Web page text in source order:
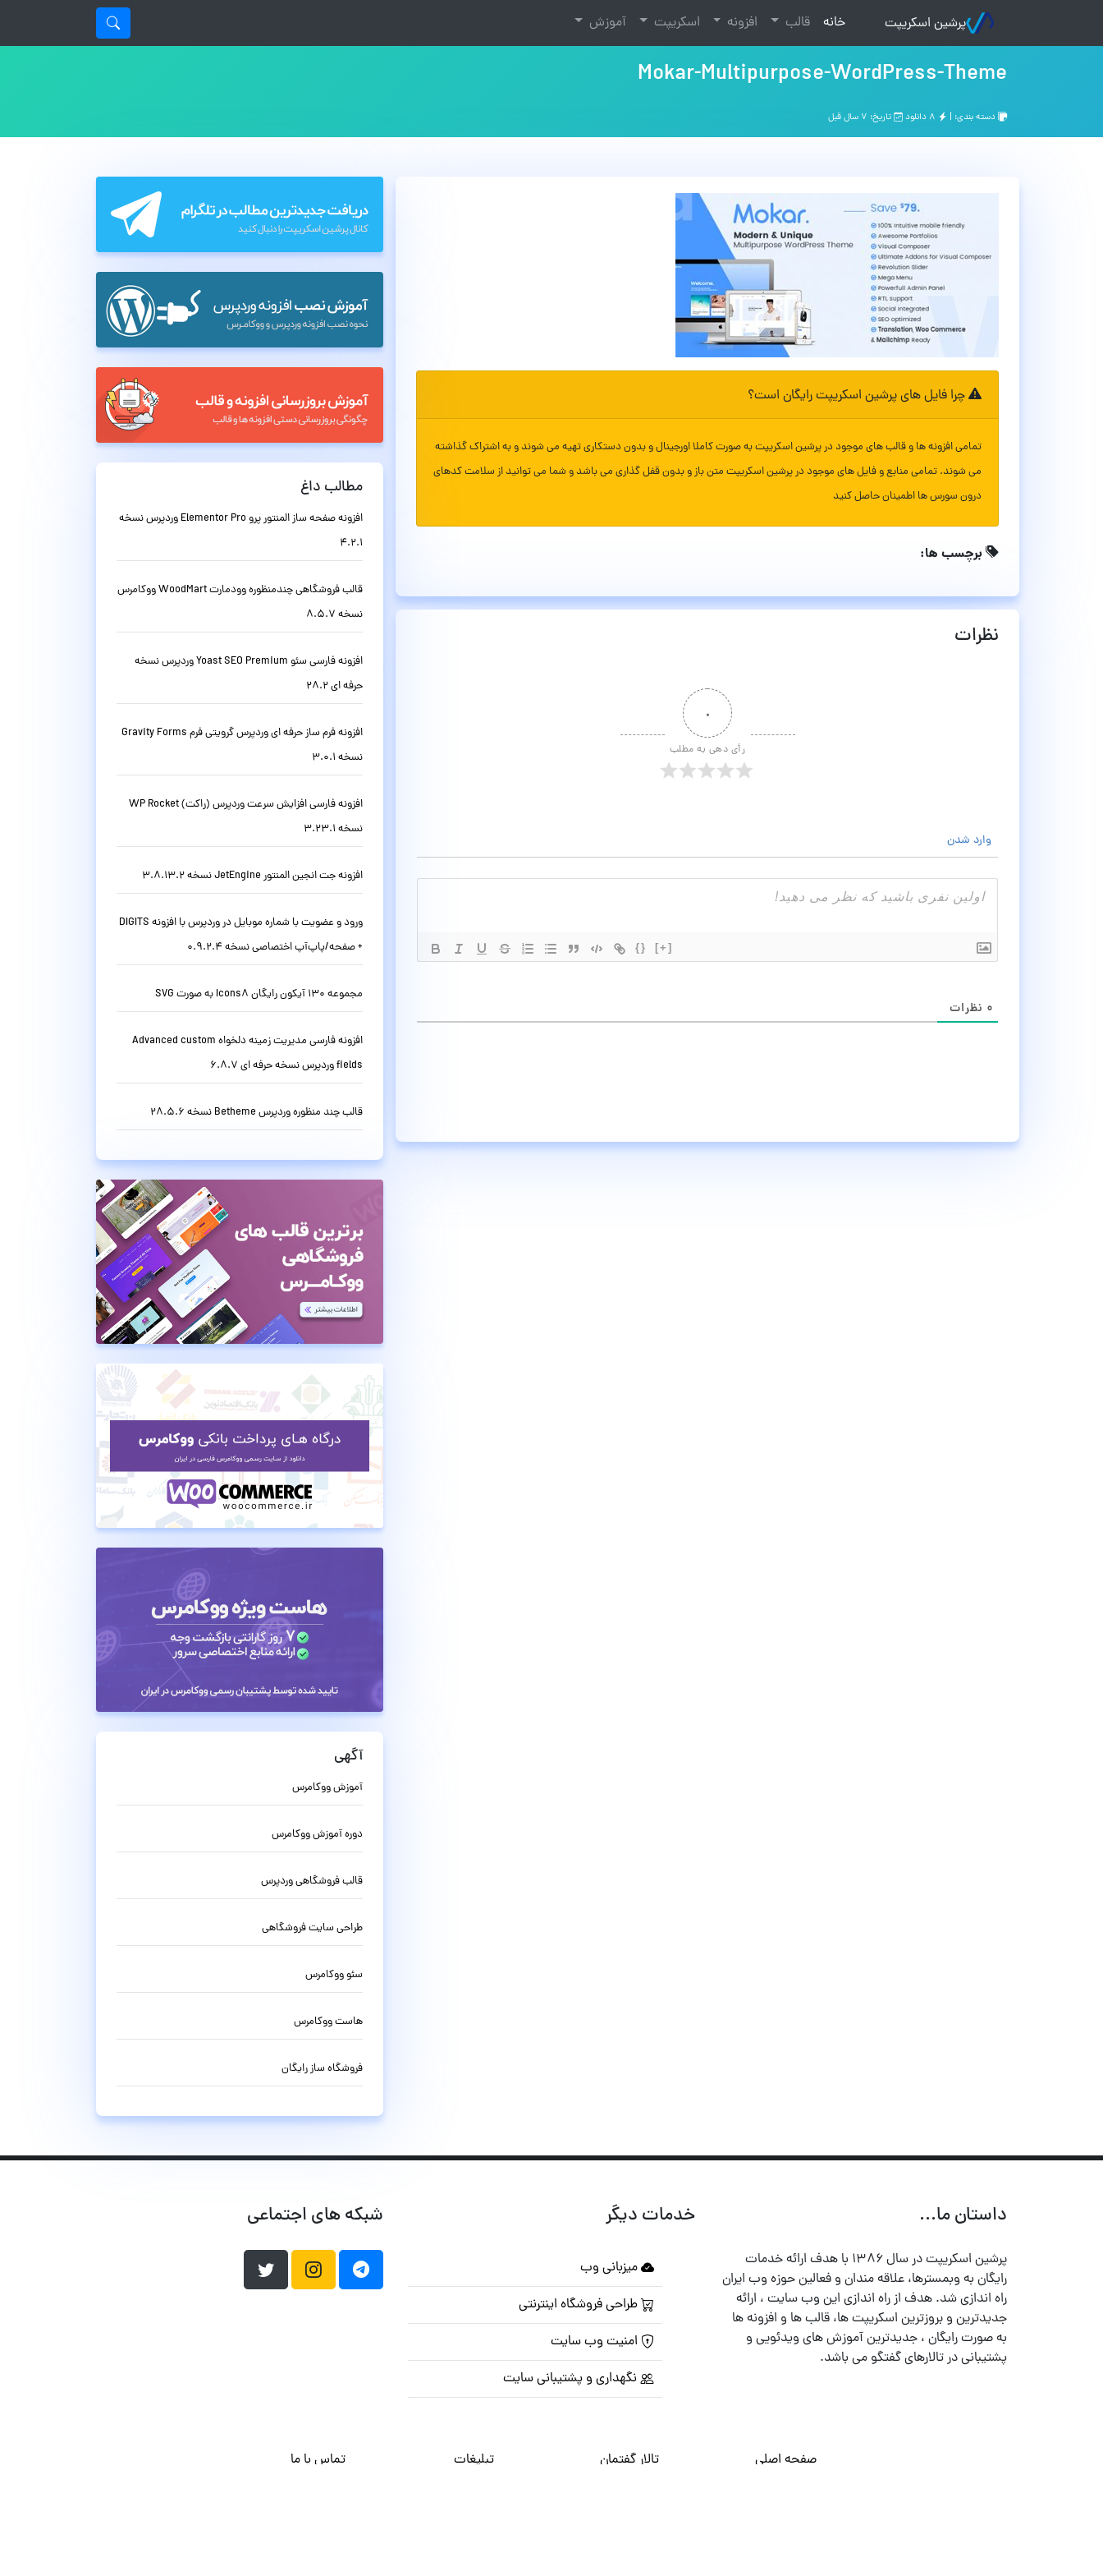
پرشین اسکریپت خانه
(current) قالب افزونه اسکریپت آموزش
Mokar-Multipurpose-WordPress-Theme
دسته بندی: | تاریخ: ۷ سال قبل
چرا فایل های پرشین اسکریپت رایگان است؟
تمامی افزونه ها و قالب های موجود در پرشین اسکریپت به صورت کاملا اورجینال و بدون دستکاری تهیه می شوند و به اشتراک گذاشته
می شوند. تمامی منابع و فایل های موجود در پرشین اسکریپت متن باز و بدون قفل گذاری می باشد و شما می توانید از سلامت کدهای
درون سورس ها اطمینان حاصل کنید
برچسب ها:
نظرات
۰
رأی دهی به مطلب
وارد شدن
{} [+]
۰ نظرات
مطالب داغ
افزونه صفحه ساز المنتور پرو Elementor Pro وردپرس نسخه
4.2.1
قالب فروشگاهی چندمنظوره وودمارت WoodMart ووکامرس
نسخه 8.5.7
افزونه فارسی سئو Yoast SEO Premium وردپرس نسخه
حرفه ای 28.2
افزونه فرم ساز حرفه ای وردپرس گرویتی فرم Gravity Forms
نسخه 3.0.1
افزونه فارسی افزایش سرعت وردپرس (راکت) WP Rocket
نسخه 3.23.1
افزونه جت انجین المنتور JetEngine نسخه 3.8.13.2
ورود و عضویت با شماره موبایل در وردپرس با افزونه DIGITS
+ صفحه/پاپ‌آپ اختصاصی نسخه 0.9.2.4
مجموعه 130 آیکون رایگان Icons8 به صورت SVG
افزونه فارسی مدیریت زمینه دلخواه Advanced custom
fields وردپرس نسخه حرفه ای 6.8.7
قالب چند منظوره وردپرس Betheme نسخه 28.5.6
آگهی
آموزش ووکامرس
دوره آموزش ووکامرس
قالب فروشگاهی وردپرس
طراحی سایت فروشگاهی
سئو ووکامرس
هاست ووکامرس
فروشگاه ساز رایگان
داستان ما...
پرشین اسکریپت در سال ۱۳۸۶ با هدف ارائه خدمات
رایگان به وبمسترها، علاقه مندان و فعالین حوزه وب ایران
راه اندازی شد. هدف از راه اندازی این وب سایت ، ارائه
جدیدترین و بروزترین اسکریپت ها، قالب ها و افزونه ها
به صورت رایگان ، جدیدترین آموزش های ویدئویی و
پشتیبانی در تالارهای گفتگو می باشد.
خدمات دیگر
میزبانی وب
طراحی فروشگاه اینترنتی
امنیت وب سایت
نگهداری و پشتیبانی سایت
شبکه های اجتماعی
صفحه اصلی تالار گفتمان تبلیغات تماس با ما